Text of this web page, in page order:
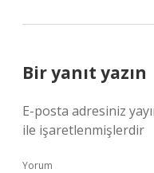
Bir yanıt yazın
E-posta adresiniz
ile işaretlenmişlerdir
Yorum